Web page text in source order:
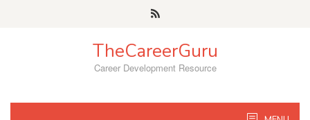
TheCareerGuru
Career Development Resource